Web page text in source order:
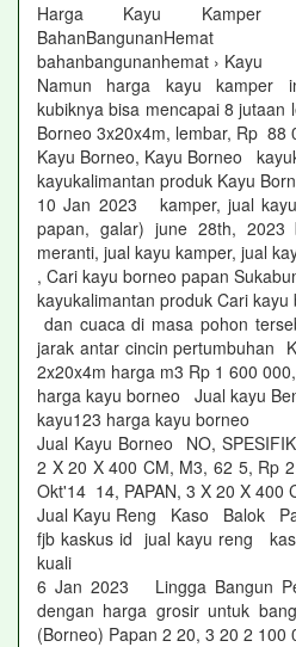
Harga Kayu Kamper
BahanBangunanHemat
bahanbangunanhemat › Kayu
Namun harga kayu kamper
kubiknya bisa mencapai 8
Borneo 3x20x4m, lembar, Rp 88
Kayu Borneo, Kayu Borneo
kayukalimantan produk Kayu
10 Jan 2023 kamper, jual
papan, galar) june 28th, 2023
meranti, jual kayu kamper, jual
, Cari kayu borneo papan
kayukalimantan produk Cari
dan cuaca di masa pohon
jarak antar cincin pertumbuhan
2x20x4m harga m3 Rp 1 600 000,
harga kayu borneo Jual kayu
kayu123 harga kayu borneo
Jual Kayu Borneo NO,
2 X 20 X 400 CM, M3, 62 5, Rp
Okt'14 14, PAPAN, 3 X 20 X 400
Jual Kayu Reng Kaso Balok
fjb kaskus id jual kayu reng
kuali
6 Jan 2023 Lingga Bangun
dengan harga grosir untuk
(Borneo) Papan 2 20, 3 20 2 100